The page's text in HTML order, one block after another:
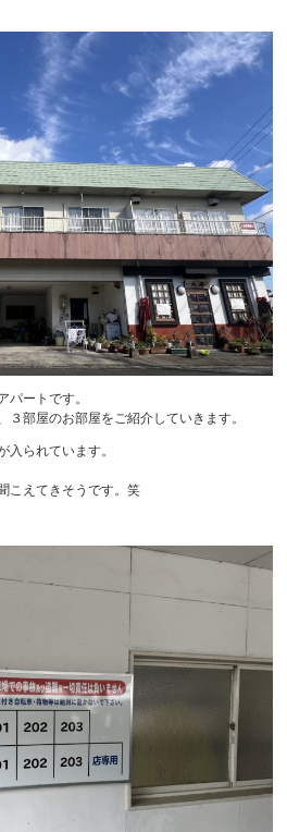
パートです。
３部屋のお部屋をご紹介していきます。
入られています。
こえてきそうです。笑